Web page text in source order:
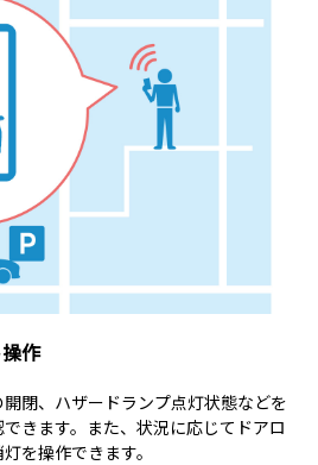
作
閉、ハザードランプ点灯状態などを
できます。また、状況に応じてドアロ
を操作できます。